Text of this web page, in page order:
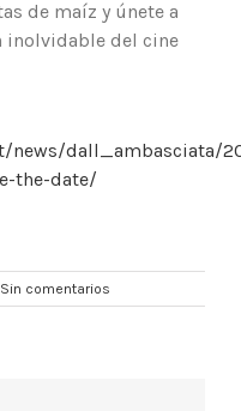
de maíz y únete a
inolvidable del cine
news/dall_ambasciata/
the-date/
Sin comentarios